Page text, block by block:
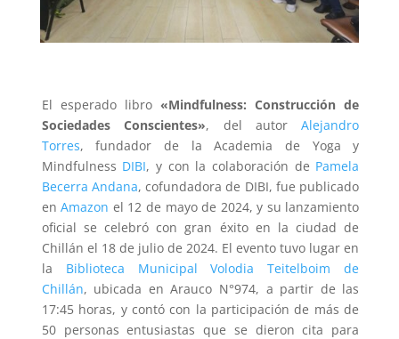
El esperado libro «Mindfulness: Construcción de
Sociedades Conscientes», del autorAlejandro
Torres, fundador de la Academia de Yoga y
Mindfulness DIBI, y con la colaboración de Pamela
Becerra Andana, cofundadora de DIBI, fue publicado
enAmazon el 12 de mayo de 2024, y su lanzamiento
oficial se celebró con gran éxito en la ciudad de
Chillán el 18 de julio de 2024. El evento tuvo lugar en
la Biblioteca Municipal Volodia Teitelboim de
Chillán, ubicada en Arauco N°974, a partir de las
17:45 horas, y contó con la participación de más de
50 personas entusiastas que se dieron cita para